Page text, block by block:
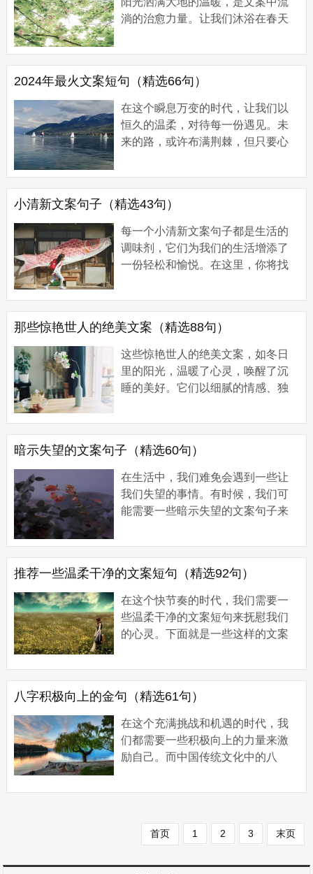
淌的治愈力量。让我们沐浴在春天
短句，它们如春风般拂过心头，带
来希望与美好...
2024年最火文案短句（精选66句）
在这个瞬息万变的时代，让我们以
恒久的温柔，对待每一份遇见。未
来的路，或许布满荆棘，但只要心
2024年，愿你有风有雨也有彩虹，
经历过波折后更...
小清新文案句子（精选43句）
每一个小清新文案句子都是生活的
调味剂，它们为我们的生活增添了
一份轻松和愉悦。在这里，你将找
文案句子1 1、大知闲闲，小知间
间。 2、不为往...
那些惊艳世人的绝美文案（精选88句）
这些惊艳世人的绝美文案，如冬日
里的阳光，温暖了心灵，唤醒了沉
睡的美好。它们以细腻的情感、独
日的寒冷和沉闷。以下是一些惊艳
的文案： 那些...
暗示失望的文案句子（精选60句）
在生活中，我们难免会遇到一些让
我们失望的事情。有时候，我们可
能需要一些暗示失望的文案句子来
示失望的文案句子，希望能给你带
来一些启示，...
推荐一些温柔干净的文案短句（精选92句）
在这个快节奏的时代，我们需要一
些温柔干净的文案短句来抚慰我们
的心灵。下面就是一些这样的文案
力。 推荐一些温柔干净的文案短句1
1、零碎的岛...
八字积极向上的金句（精选61句）
在这个充满挑战和机遇的时代，我
们都需要一些积极向上的力量来激
励自己。而中国传统文化中的八
们提供了许多宝贵的精神财富。在
首页 1 2 3 末页